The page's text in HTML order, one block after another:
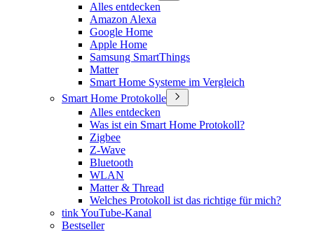
Alles entdecken
Amazon Alexa
Google Home
Apple Home
Samsung SmartThings
Matter
Smart Home Systeme im Vergleich
Smart Home Protokolle
Alles entdecken
Was ist ein Smart Home Protokoll?
Zigbee
Z-Wave
Bluetooth
WLAN
Matter & Thread
Welches Protokoll ist das richtige für mich?
tink YouTube-Kanal
Bestseller